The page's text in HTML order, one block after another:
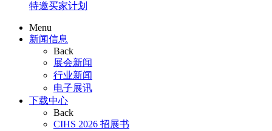
特邀买家计划
Menu
新闻信息
Back
展会新闻
行业新闻
电子展讯
下载中心
Back
CIHS 2026 招展书